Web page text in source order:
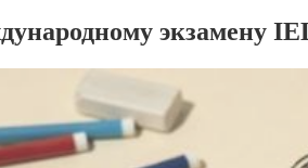
экзамену